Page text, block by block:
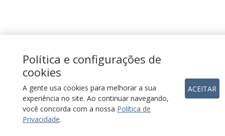
Política e configurações de
cookies
A gente usa cookies para melhorar a sua
experiência no site. Ao continuar navegando,
você concorda com a nossa Política de
Privacidade.
ACEITAR